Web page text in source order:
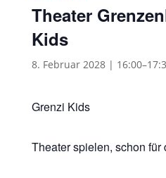
Theater
Kids
8. Februar 2028 | 16:00–
Grenzi Kids
Theater spielen, schon für